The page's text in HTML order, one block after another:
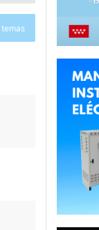
temas